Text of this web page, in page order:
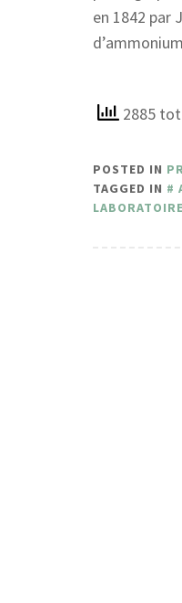
en 1842 par
2885
POSTED IN
TAGGED IN
LABORATOIRE